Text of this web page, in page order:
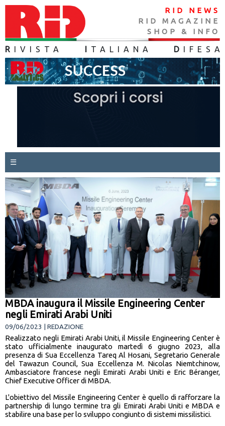
RID NEWS
RID MAGAZINE
SHOP & INFO
R IVISTA TALIANA D IFES A
☰
MBDA inaugura il Missile Engineering Center
negli Emirati Arabi Uniti
09/06/2023 | REDAZIONE
Realizzato negli Emirati Arabi Uniti, il Missile Engineering Center è
stato ufficialmente inaugurato martedì 6 giugno 2023, alla
presenza di Sua Eccellenza Tareq Al Hosani, Segretario Generale
del Tawazun Council, Sua Eccellenza M. Nicolas Niemtchinow,
Ambasciatore francese negli Emirati Arabi Uniti e Eric Béranger,
Chief Executive Officer di MBDA.
L'obiettivo del Missile Engineering Center è quello di rafforzare la
partnership di lungo termine tra gli Emirati Arabi Uniti e MBDA e
stabilire una base per lo sviluppo congiunto di sistemi missilistici.